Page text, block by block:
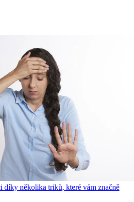
díky několika triků, které vám značně